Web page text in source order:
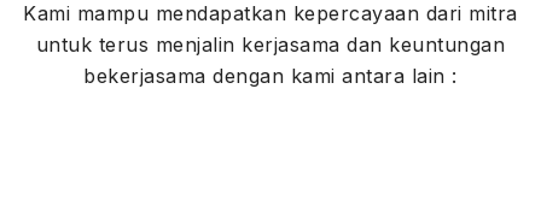
Kami mampu mendapatkan kepercayaan dari mitra
untuk terus menjalin kerjasama dan keuntungan
bekerjasama dengan kami antara lain :